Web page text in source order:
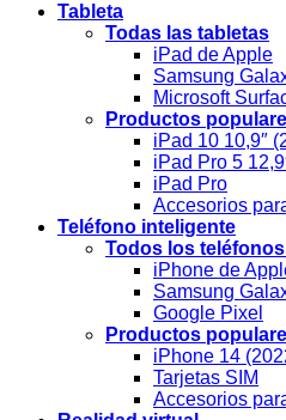
Tableta
Todas las tabletas
iPad de Apple
Samsung
Microsoft
Productos
iPad 10 10,9″
iPad Pro 5
iPad Pro
Accesorios
Teléfono inteligente
Todos los
iPhone de
Samsung
Google Pixel
Productos
iPhone 14
Tarjetas SIM
Accesorios